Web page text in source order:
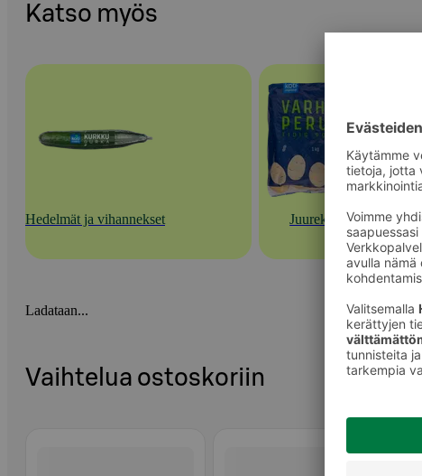
Katso myös
Hedelmät ja vihannekset Juurekset
Ladataan...
Vaihtelua ostoskoriin